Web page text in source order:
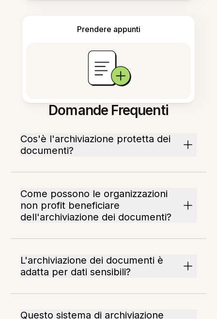
Prendere appunti
Domande Frequenti
Cos'è l'archiviazione protetta dei
documenti?
Come possono le organizzazioni
non profit beneficiare
dell'archiviazione dei documenti?
L'archiviazione dei documenti è
adatta per dati sensibili?
Questo sistema di archiviazione